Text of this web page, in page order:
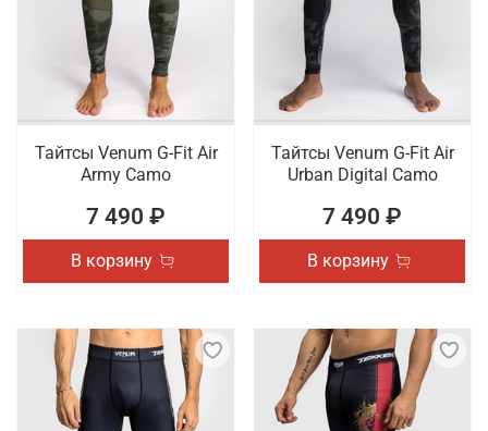
Тайтсы Venum G-Fit Air
Army Camo
7 490 ₽
В корзину
Тайтсы Venum G-Fit Air
Urban Digital Camo
7 490 ₽
В корзину